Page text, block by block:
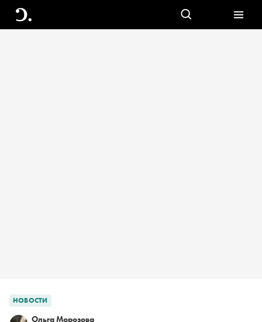
НОВОСТИ
Ольга Морозова